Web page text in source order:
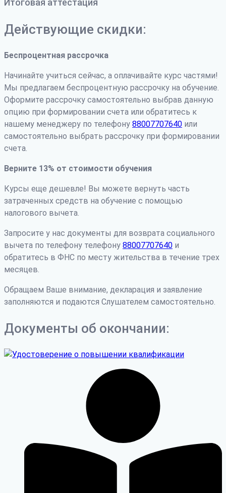
Итоговая аттестация
Действующие скидки:
Беспроцентная рассрочка
Начинайте учиться сейчас, а оплачивайте курс частями!
Мы предлагаем беспроцентную рассрочку на обучение.
Оформите рассрочку самостоятельно выбрав данную
опцию при формировании счета или обратитесь к
нашему менеджеру по телефону 88007707640 или
самостоятельно выбрать рассрочку при формировании
счета.
Верните 13% от стоимости обучения
Курсы еще дешевле! Вы можете вернуть часть
затраченных средств на обучение с помощью
налогового вычета.
Запросите у нас документы для возврата социального
вычета по телефону телефону 88007707640 и
обратитесь в ФНС по месту жительства в течение трех
месяцев.
Обращаем Ваше внимание, декларация и заявление
заполняются и подаются Слушателем самостоятельно.
Документы об окончании: